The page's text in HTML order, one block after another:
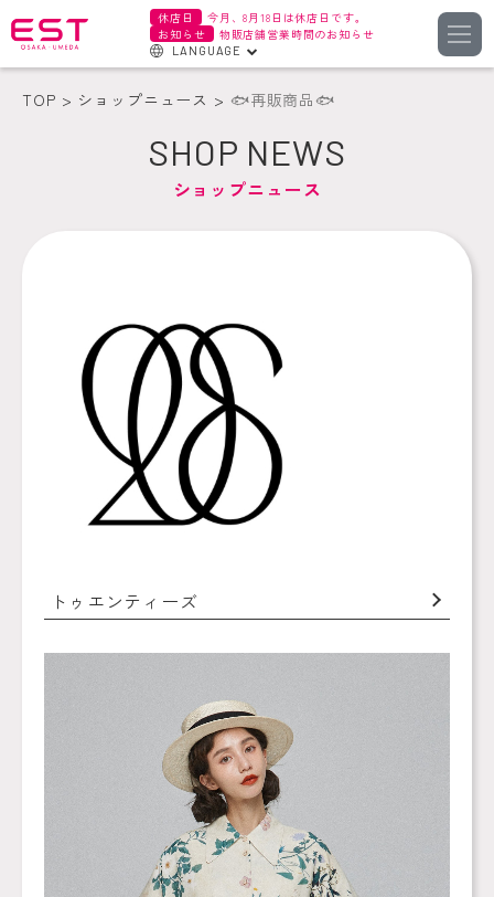
休店日
今月、8月18日は休店日です。
お知らせ
物販店舗営業時間のお知らせ
LANGUAGE
簡体字
繁体字
TOP ショップニュース 🐟再販商品🐟
SHOP NEWS
ショップニュース
トゥエンティーズ